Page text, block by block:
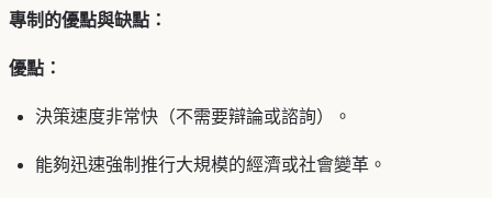
專制的優點與缺點：
優點：
決策速度非常快（不需要辯論或諮詢）。
能夠迅速強制推行大規模的經濟或社會變革。